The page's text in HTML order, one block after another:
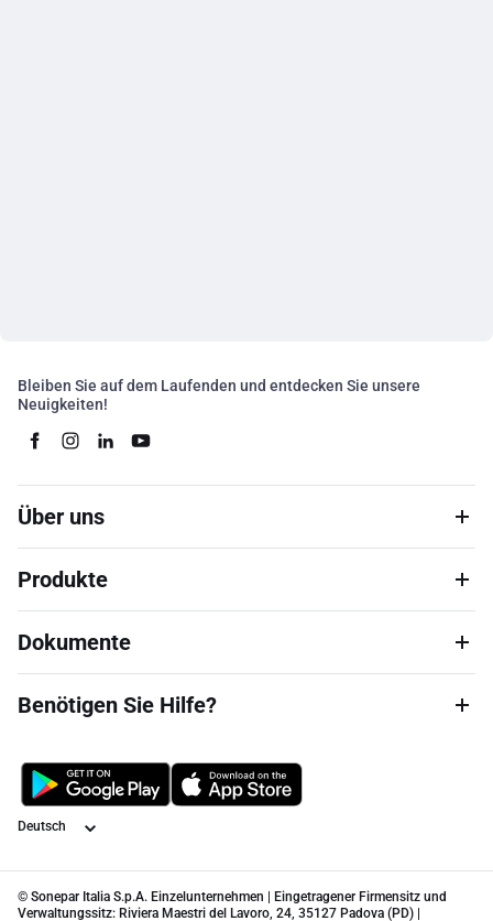
Bleiben Sie auf dem Laufenden und entdecken Sie unsere
Neuigkeiten!
Über uns
Produkte
Dokumente
Benötigen Sie Hilfe?
Sprache
© Sonepar Italia S.p.A. Einzelunternehmen | Eingetragener Firmensitz und
Verwaltungssitz: Riviera Maestri del Lavoro, 24, 35127 Padova (PD) |